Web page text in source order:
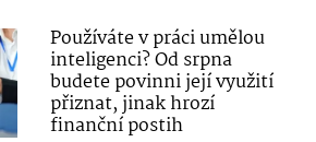
Používáte v práci umělou
inteligenci? Od srpna
budete povinni její využití
přiznat, jinak hrozí
finanční postih